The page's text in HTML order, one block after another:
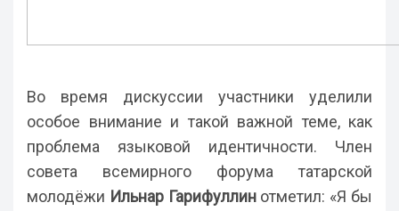
Во время дискуссии участники уделили
особое внимание и такой важной теме, как
проблема языковой идентичности. Член
совета всемирного форума татарской
молодёжи Ильнар Гарифуллинотметил: «Я бы